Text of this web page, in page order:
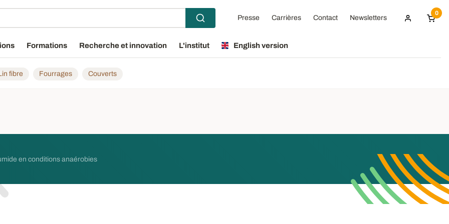
Presse Carrières Contact Newsletters
0
Formations Recherche et innovation L'institut English version
fibre Fourrages Couverts
en conditions anaérobies